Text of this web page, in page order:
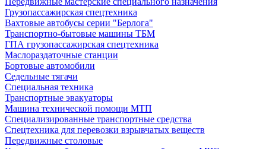
Грузопассажирская спецтехника
Вахтовые автобусы серии "Берлога"
Транспортно-бытовые машины ТБМ
ГПА грузопассажирская спецтехника
Маслораздаточные станции
Бортовые автомобили
Седельные тягачи
Специальная техника
Транспортные эвакуаторы
Машина технической помощи МТП
Специализированные транспортные средства
Спецтехника для перевозки взрывчатых веществ
Передвижные столовые